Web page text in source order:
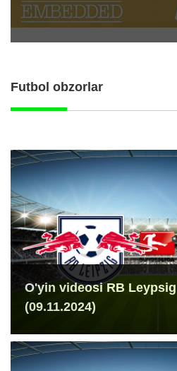
Futbol obzorlar
O'yin videosi RB
(09.11.2024)